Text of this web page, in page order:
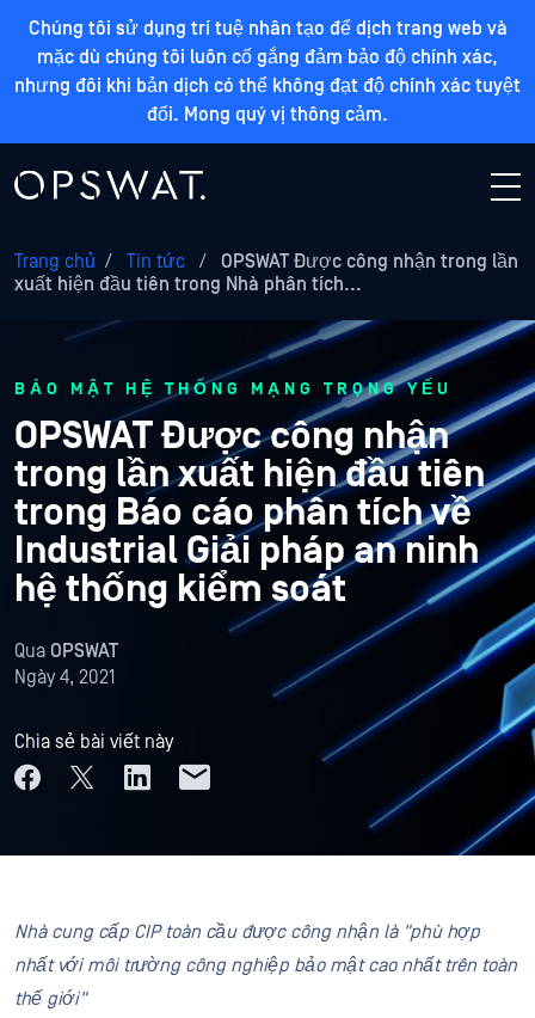
Chúng tôi sử dụng trí tuệ nhân tạo để dịch trang web và
mặc dù chúng tôi luôn cố gắng đảm bảo độ chính xác,
nhưng đôi khi bản dịch có thể không đạt độ chính xác tuyệt
đối. Mong quý vị thông cảm.
Trang chủ / Tin tức /
OPSWAT Được công nhận trong lần
xuất hiện đầu tiên trong Nhà phân tích...
BẢO MẬT HỆ THỐNG MẠNG TRỌNG YẾU
OPSWAT Được công nhận
trong lần xuất hiện đầu tiên
trong Báo cáo phân tích về
Industrial Giải pháp an ninh
hệ thống kiểm soát
Qua OPSWAT
Ngày 4, 2021
Chia sẻ bài viết này
Nhà cung cấp CIP toàn cầu được công nhận là "phù hợp
nhất với môi trường công nghiệp bảo mật cao nhất trên toàn
thế giới"